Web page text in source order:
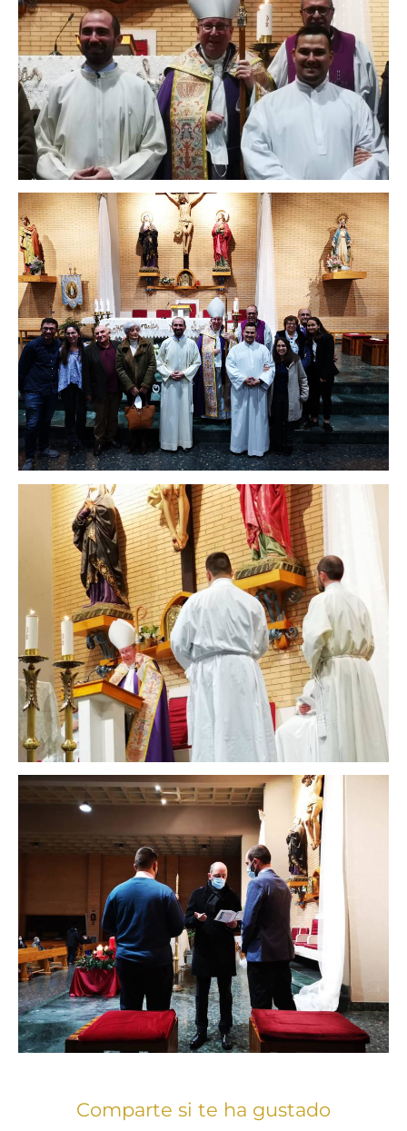
Comparte si te ha gustado